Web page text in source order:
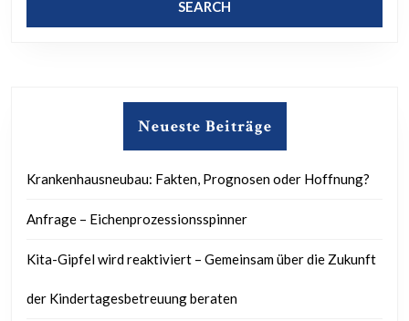
Neueste Beiträge
Krankenhausneubau: Fakten, Prognosen oder Hoffnung?
Anfrage – Eichenprozessionsspinner
Kita-Gipfel wird reaktiviert – Gemeinsam über die Zukunft
der Kindertagesbetreuung beraten